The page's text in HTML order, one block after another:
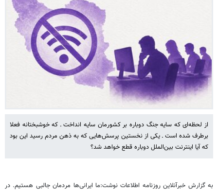
از لحظه‌ای که سایه جنگ دوباره بر کشورمان سایه انداخت ـ که خوشبختانه فعلا
برطرف شده است ـ یکی از نخستین پرسش‌هایی که به ذهن مردم رسید این بود
که آیا اینترنت بین‌الملل دوباره قطع خواهد شد؟
به گزارش خبرآنلاین روزنامه اطلاعات نوشت:ما ایرانی‌ها مردمان جالبی هستیم. در